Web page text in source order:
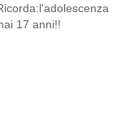
17 anni!!